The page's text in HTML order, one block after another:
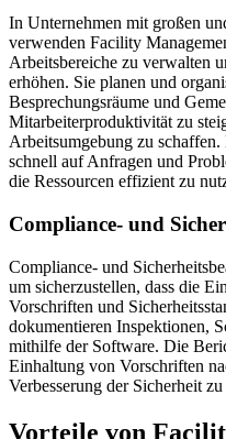
In Unternehmen mit großen
verwenden Facility
Arbeitsbereiche zu verwalten
erhöhen. Sie planen und
Besprechungsräume und
Mitarbeiterproduktivität zu
Arbeitsumgebung zu
schnell auf Anfragen und
die Ressourcen effizient zu
Compliance- und
Compliance- und
um sicherzustellen, dass die
Vorschriften und
dokumentieren Inspektionen,
mithilfe der Software. Die
Einhaltung von Vorschriften
Verbesserung der Sicherheit
Vorteile von